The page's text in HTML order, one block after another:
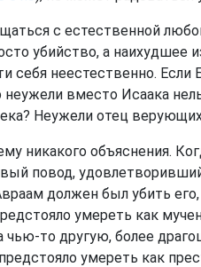
с естественной
убийство, а
себя неестественно. Если
вместо Исаака
Неужели отец
никакого объяснения.
повод,
должен был убить его,
умереть как
то другую, более
умереть как